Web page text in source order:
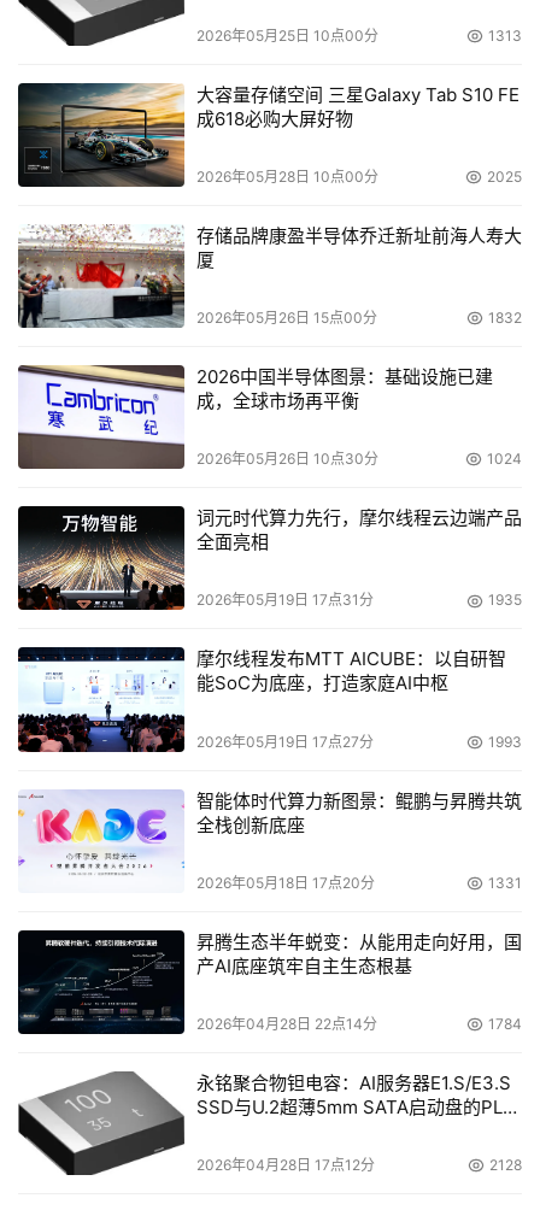
心商品价格已经企稳，特别是芯片生产正逐渐复苏。然
而，即使压力表显示下降之势，企业也必须对供应链保
持高关注度并及时修复问题环节，以防未知的供应链断
裂情形再次发生。
那么，企业应该如何迎接2024年的挑战并为之做好准备？
让自身变得更有弹性、更灵活、更能适应变化，而实现这一
目标的最佳途径无疑就是数字化。数字化能够帮助企业在现
实和数字世界中管理业务，这种现实与数字的结合解锁了一
然后发展出更高层次的功能，比如：数据管理自动化、产品
和流程的闭环优化等等。数字化转型的过程主要体现于五个
关键阶段，包括配置、连接、自动化、生成设计和闭环优
化。
数字化转型历程包括五个关键阶段
今天在实施数字化转型的企业通常处于前两个阶段。配置阶
于模型的数据框架；而连接阶段（Connection）的重点在
于打破孤立模型数据的孤岛。这两个阶段能够极大地提高整
个组织内数据的可追溯性和可访问性，有助于提高流程效
率、增强工程灵活性，即使在项目时间紧迫的情况下，也能
确保高质量的成果。
第三个阶段涉及到任务自动化（Automation），从普通任
务开始，逐步发展到越来越复杂的操作。这些更高形式的自
2026年05月25日 10点00分 1313
大容量存储空间 三星Galaxy Tab S10 FE
成618必购大屏好物
2026年05月28日 10点00分 2025
存储品牌康盈半导体乔迁新址前海人寿大
厦
2026年05月26日 15点00分 1832
2026中国半导体图景：基础设施已建
成，全球市场再平衡
2026年05月26日 10点30分 1024
词元时代算力先行，摩尔线程云边端产品
全面亮相
2026年05月19日 17点31分 1935
摩尔线程发布MTT AICUBE：以自研智
能SoC为底座，打造家庭AI中枢
2026年05月19日 17点27分 1993
智能体时代算力新图景：鲲鹏与昇腾共筑
全栈创新底座
2026年05月18日 17点20分 1331
昇腾生态半年蜕变：从能用走向好用，国
产AI底座筑牢自主生态根基
2026年04月28日 22点14分 1784
永铭聚合物钽电容：AI服务器E1.S/E3.S
SSD与U.2超薄5mm SATA启动盘的PLP
2026年04月28日 17点12分 2128